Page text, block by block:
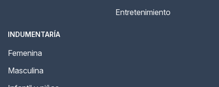
Entretenimiento
INDUMENTARÍA
Femenina
Masculina